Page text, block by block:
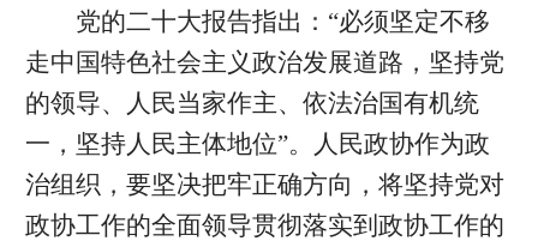
党的二十大报告指出：“必须坚定不移
走中国特色社会主义政治发展道路，坚持党
的领导、人民当家作主、依法治国有机统
一，坚持人民主体地位”。人民政协作为政
治组织，要坚决把牢正确方向，将坚持党对
政协工作的全面领导贯彻落实到政协工作的